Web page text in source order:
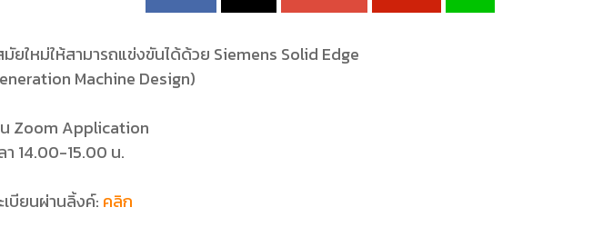
ใหม่ให้สามารถแข่งขันได้ด้วย Siemens Solid Edge
Machine Design)
น Zoom Application
า 14.00-15.00 น.
บียนผ่านลิ้งค์: คลิก